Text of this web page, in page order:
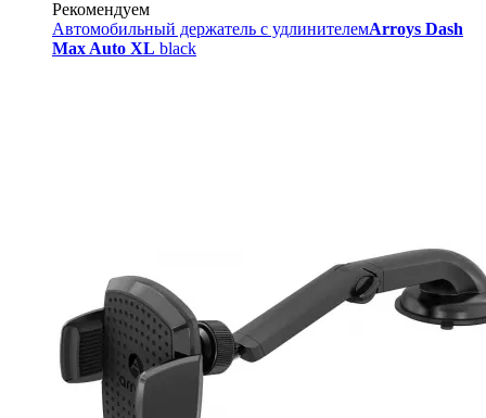
Рекомендуем
Автомобильный держатель с удлинителемArroys Dash
Max Auto XL black